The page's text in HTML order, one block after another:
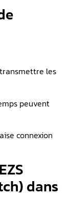
les
peuvent
connexion
dans